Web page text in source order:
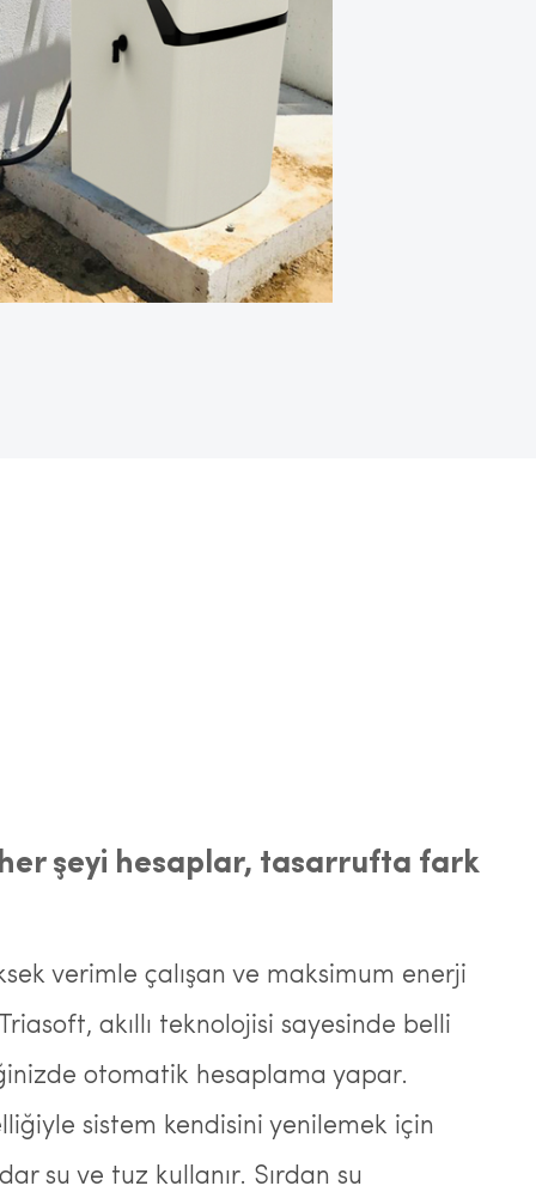
her şeyi hesaplar, tasarrufta fark
verimle çalışan ve maksimum enerji
akıllı teknolojisi sayesinde belli
otomatik hesaplama yapar.
sistem kendisini yenilemek için
su ve tuz kullanır. Sırdan su